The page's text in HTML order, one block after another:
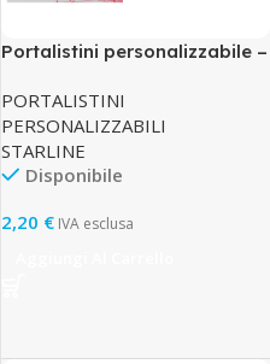
Portalistini personalizzabile –
trasparente – Starline
PORTALISTINI
PERSONALIZZABILI
STARLINE
Disponibile
2,20 € IVA esclusa